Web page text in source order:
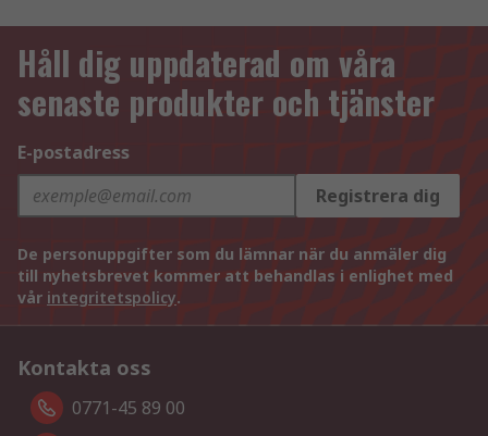
Håll dig uppdaterad om våra
senaste produkter och tjänster
E-postadress
Registrera dig
De personuppgifter som du lämnar när du anmäler dig
till nyhetsbrevet kommer att behandlas i enlighet med
vår integritetspolicy.
Kontakta oss
0771-45 89 00